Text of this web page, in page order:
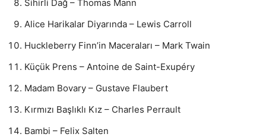
Sihirli Dağ – Thomas Mann
Alice Harikalar Diyarında – Lewis Carroll
Huckleberry Finn’in Maceraları – Mark Twain
Küçük Prens – Antoine de Saint-Exupéry
Madam Bovary – Gustave Flaubert
Kırmızı Başlıklı Kız – Charles Perrault
Bambi – Felix Salten